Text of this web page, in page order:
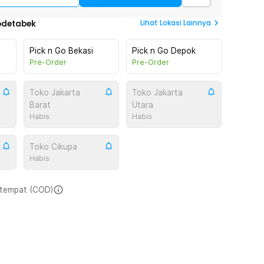
Lihat Lokasi Lainnya
Pick n Go Bekasi
Pre-Order
Pick n Go Depok
Pre-Order
Toko Jakarta
Barat
Habis
Toko Jakarta
Utara
Habis
Toko Cikupa
Habis
(COD)